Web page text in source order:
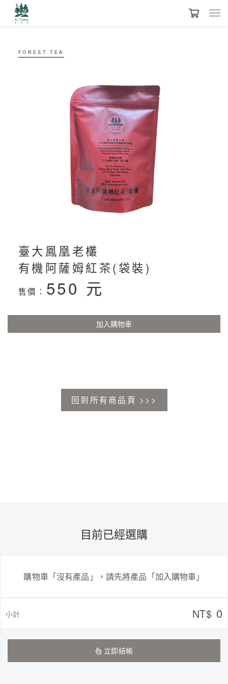
FOREST TEA
臺大鳳凰老欉
有機阿薩姆紅茶(袋裝)
售價： 550 元
加入購物車
回到所有商品頁 >>>
目前已經選購
購物車「沒有產品」，請先將產品「加入購物車」
小計 NT$ 0
立即結帳